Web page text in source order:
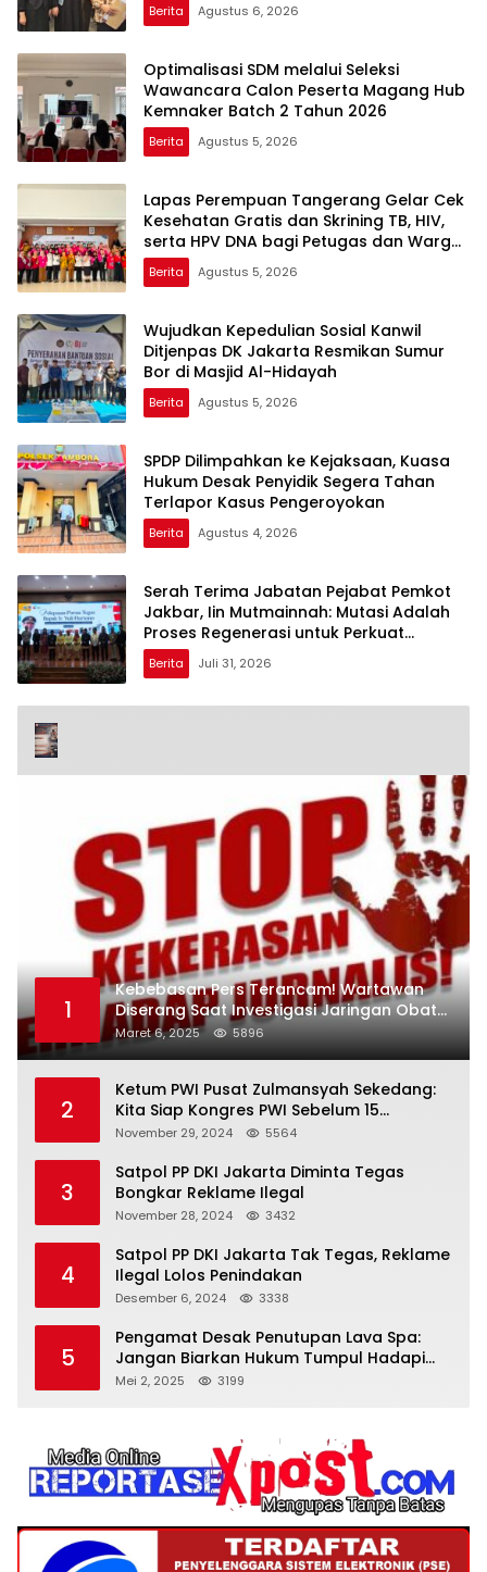
Berita Agustus 6, 2026
Optimalisasi SDM melalui Seleksi
Wawancara Calon Peserta Magang Hub
Kemnaker Batch 2 Tahun 2026
Berita Agustus 5, 2026
Lapas Perempuan Tangerang Gelar Cek
Kesehatan Gratis dan Skrining TB, HIV,
serta HPV DNA bagi Petugas dan Warga
Binaan
Berita Agustus 5, 2026
Wujudkan Kepedulian Sosial Kanwil
Ditjenpas DK Jakarta Resmikan Sumur
Bor di Masjid Al-Hidayah
Berita Agustus 5, 2026
SPDP Dilimpahkan ke Kejaksaan, Kuasa
Hukum Desak Penyidik Segera Tahan
Terlapor Kasus Pengeroyokan
Berita Agustus 4, 2026
Serah Terima Jabatan Pejabat Pemkot
Jakbar, Iin Mutmainnah: Mutasi Adalah
Proses Regenerasi untuk Perkuat
Pelayanan Publik
Berita Juli 31, 2026
1
Kebebasan Pers Terancam! Wartawan
Diserang Saat Investigasi Jaringan Obat
Terlarang
Maret 6, 2025 5896
2
Ketum PWI Pusat Zulmansyah Sekedang:
Kita Siap Kongres PWI Sebelum 15
Desember 2024
November 29, 2024 5564
3
Satpol PP DKI Jakarta Diminta Tegas
Bongkar Reklame Ilegal
November 28, 2024 3432
4
Satpol PP DKI Jakarta Tak Tegas, Reklame
Ilegal Lolos Penindakan
Desember 6, 2024 3338
5
Pengamat Desak Penutupan Lava Spa:
Jangan Biarkan Hukum Tumpul Hadapi
‘Spa Berkedok
Mei 2, 2025 3199